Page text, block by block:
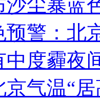
沙尘暴蓝
预警：北
中度霾夜
气温“